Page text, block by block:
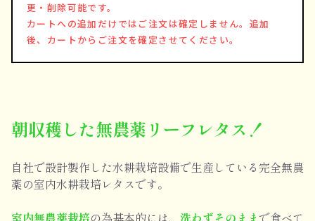
更・削除可能です。
カートへの追加だけではご注文は確定しません。追加
後、カートからご注文を確定させてください。
朝収穫した無農薬リーフレタス！
自社で設計製作した水耕栽培設備で生産している完全無農
薬の室内水耕栽培レタスです。